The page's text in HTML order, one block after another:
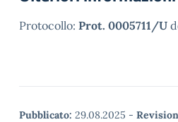
Protocollo: Prot. 0005711/U
Pubblicato: 29.08.2025 -